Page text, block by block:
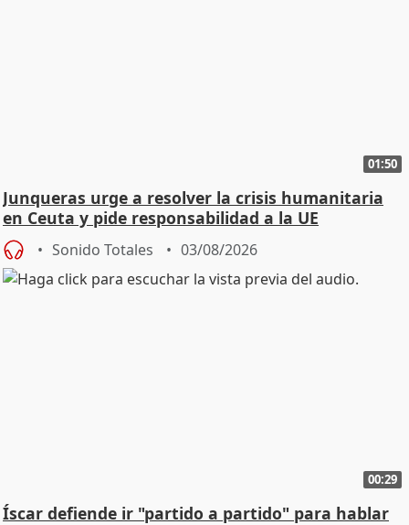
01:50
Junqueras urge a resolver la crisis humanitaria
en Ceuta y pide responsabilidad a la UE
Sonido Totales 03/08/2026
00:29
Íscar defiende ir "partido a partido" para hablar